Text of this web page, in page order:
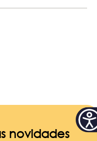
novidades